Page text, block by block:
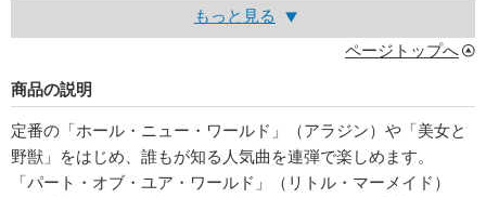
もっと見る
ページトップへ
商品の説明
定番の「ホール・ニュー・ワールド」（アラジン）や「美女と
野獣」をはじめ、誰もが知る人気曲を連弾で楽しめます。
「パート・オブ・ユア・ワールド」（リトル・マーメイド）